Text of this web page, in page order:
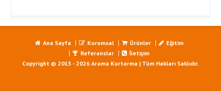
Ana Sayfa Kurumsal Ürünler
Eğitim
Referanslar
İletişim
Copyright © 2015 - 2026 Arama Kurtarma | Tüm Hakları Saklıdır.